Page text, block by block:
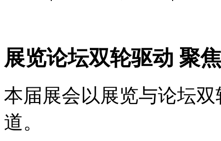
展览论坛双轮驱动 聚
本届展会以展览与论坛
道。